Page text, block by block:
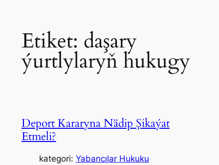
Etiket: daşary
ýurtlylaryň hukugy
Deport Kararyna Nädip Şikaýat
Etmeli?
kategori: Yabancılar Hukuku